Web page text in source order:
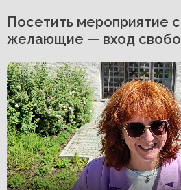
Посетить мероприятие
желающие — вход